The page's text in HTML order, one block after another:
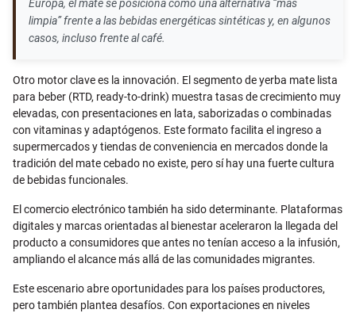
Europa, el mate se posiciona como una alternativa “más
limpia” frente a las bebidas energéticas sintéticas y, en algunos
casos, incluso frente al café.
Otro motor clave es la innovación. El segmento de yerba mate lista
para beber (RTD, ready-to-drink) muestra tasas de crecimiento muy
elevadas, con presentaciones en lata, saborizadas o combinadas
con vitaminas y adaptógenos. Este formato facilita el ingreso a
supermercados y tiendas de conveniencia en mercados donde la
tradición del mate cebado no existe, pero sí hay una fuerte cultura
de bebidas funcionales.
El comercio electrónico también ha sido determinante. Plataformas
digitales y marcas orientadas al bienestar aceleraron la llegada del
producto a consumidores que antes no tenían acceso a la infusión,
ampliando el alcance más allá de las comunidades migrantes.
Este escenario abre oportunidades para los países productores,
pero también plantea desafíos. Con exportaciones en niveles